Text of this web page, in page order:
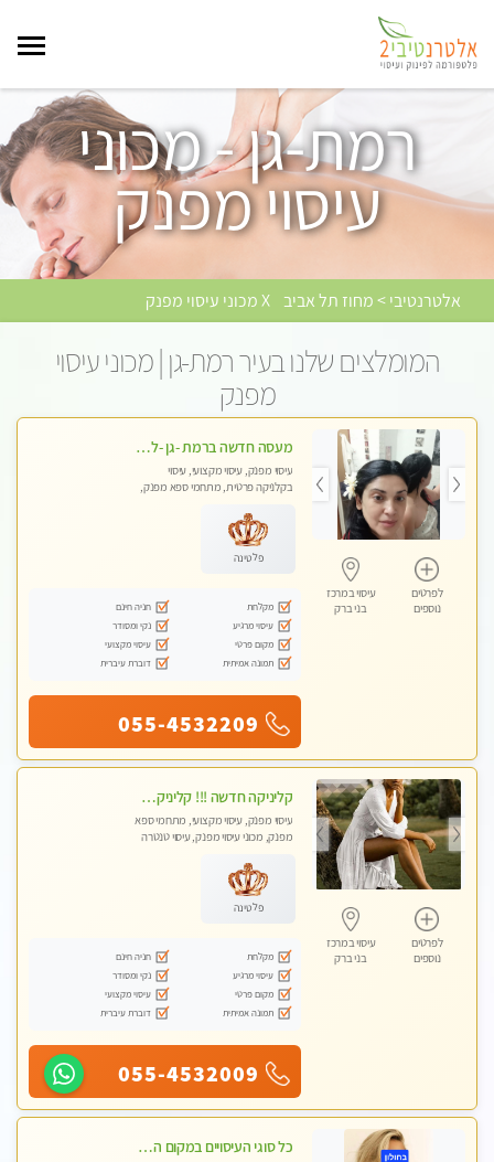
רמת-גן - מכוני
עיסוי מפנק
אלטרנטיבי > מחוז תל אביב X מכוני עיסוי מפנק
המומלצים שלנו בעיר רמת-גן | מכוני עיסוי
מפנק
לפרטים
נוספים
עיסוי במרכז
בני ברק
מעסה חדשה ברמת -גן -לעיסוי מיוחד ואיכותי מקום פרטי ואינטימי ושקט מומלץ לחלוטין!!
עיסוי מפנק, עיסוי מקצועי, עיסוי
בקלניקה פרטית, מתחמי ספא מפנק,
פלטינה
מקלחת
חניה חינם
עיסוי מרגיע
נקי ומסודר
מקום פרטי
עיסוי מקצועי
תמונה אמיתית
דוברת עיברית
055-4532209
לפרטים
נוספים
עיסוי במרכז
בני ברק
קליניקה חדשה !!! קליניקה פרטית ואיכותית במיוחד בהרצליה
עיסוי מפנק, עיסוי מקצועי, מתחמי ספא
מפנק, מכוני עיסוי מפנק, עיסוי טנטרה
פלטינה
מקלחת
חניה חינם
עיסוי מרגיע
נקי ומסודר
מקום פרטי
עיסוי מקצועי
תמונה אמיתית
דוברת עיברית
055-4532009
כל סוגי העיסויים במקום הכי מושלם בעיר- בחולון